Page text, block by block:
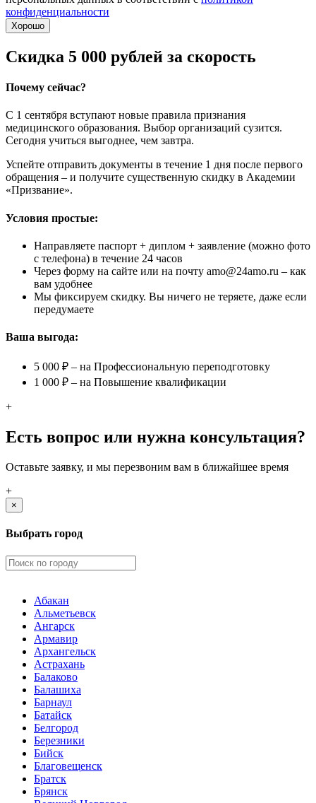
конфиденциальности
Хорошо
Скидка 5 000 рублей за скорость
Почему сейчас?
С 1 сентября вступают новые правила признания
медицинского образования. Выбор организаций сузится.
Сегодня учиться выгоднее, чем завтра.
Успейте отправить документы в течение 1 дня после первого
обращения – и получите существенную скидку в Академии
«Призвание».
Условия простые:
Направляете паспорт + диплом + заявление (можно фото
с телефона) в течение 24 часов
Через форму на сайте или на почту amo@24amo.ru – как
вам удобнее
Мы фиксируем скидку. Вы ничего не теряете, даже если
передумаете
Ваша выгода:
5 000 ₽ – на Профессиональную переподготовку
1 000 ₽ – на Повышение квалификации
+
Есть вопрос или нужна консультация?
Оставьте заявку, и мы перезвоним вам в ближайшее время
+
×
Выбрать город
Абакан
Альметьевск
Ангарск
Армавир
Архангельск
Астрахань
Балаково
Балашиха
Барнаул
Батайск
Белгород
Березники
Бийск
Благовещенск
Братск
Брянск